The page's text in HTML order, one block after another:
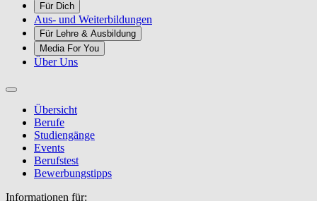
Für Dich
Aus- und Weiterbildungen
Für Lehre & Ausbildung
Media For You
Über Uns
Übersicht
Berufe
Studiengänge
Events
Berufstest
Bewerbungstipps
Informationen für: